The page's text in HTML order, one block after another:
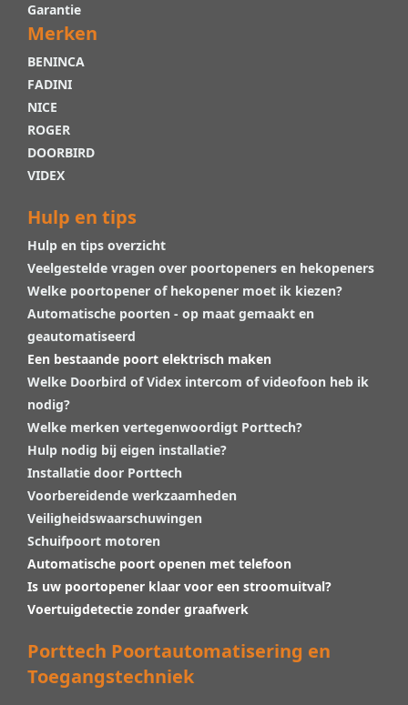
Garantie
Merken
BENINCA
FADINI
NICE
ROGER
DOORBIRD
VIDEX
Hulp en tips
Hulp en tips overzicht
Veelgestelde vragen over poortopeners en hekopeners
Welke poortopener of hekopener moet ik kiezen?
Automatische poorten - op maat gemaakt en
geautomatiseerd
Een bestaande poort elektrisch maken
Welke Doorbird of Videx intercom of videofoon heb ik
nodig?
Welke merken vertegenwoordigt Porttech?
Hulp nodig bij eigen installatie?
Installatie door Porttech
Voorbereidende werkzaamheden
Veiligheidswaarschuwingen
Schuifpoort motoren
Automatische poort openen met telefoon
Is uw poortopener klaar voor een stroomuitval?
Voertuigdetectie zonder graafwerk
Porttech Poortautomatisering en
Toegangstechniek